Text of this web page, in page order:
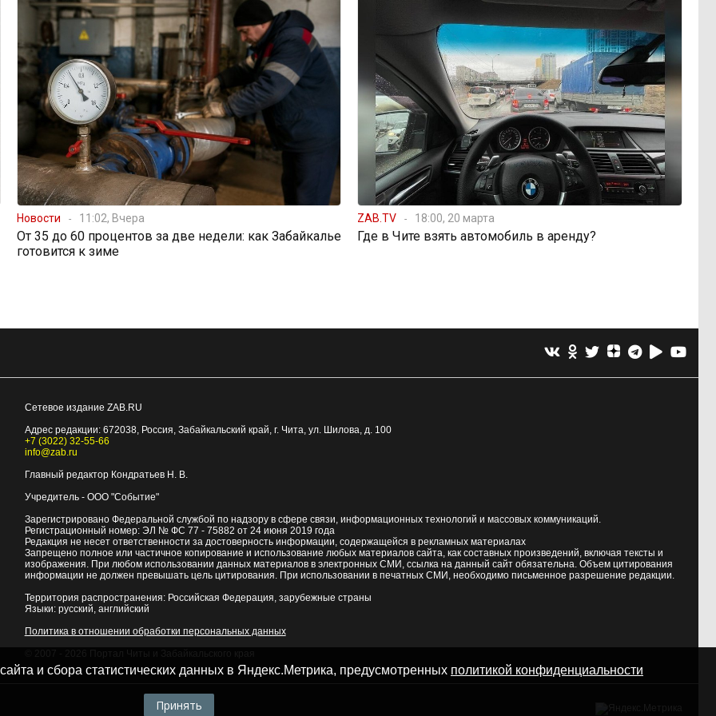
Новости 11:02, Вчера
От 35 до 60 процентов за две недели: как Забайкалье
готовится к зиме
ZAB.TV 18:00, 20 марта
Где в Чите взять автомобиль в аренду?
Сетевое издание ZAB.RU
Адрес редакции: 672038, Россия, Забайкальский край, г. Чита, ул. Шилова, д. 100
+7 (3022) 32-55-66
info@zab.ru
Главный редактор Кондратьев Н. В.
Учредитель - ООО "Событие"
Зарегистрировано Федеральной службой по надзору в сфере связи, информационных технологий и массовых коммуникаций.
Регистрационный номер: ЭЛ № ФС 77 - 75882 от 24 июня 2019 года
Редакция не несет ответственности за достоверность информации, содержащейся в рекламных материалах
Запрещено полное или частичное копирование и использование любых материалов сайта, как составных произведений, включая тексты и
изображения. При любом использовании данных материалов в электронных СМИ, ссылка на данный сайт обязательна. Объем цитирования
информации не должен превышать цель цитирования. При использовании в печатных СМИ, необходимо письменное разрешение редакции.
Территория распространения: Российская Федерация, зарубежные страны
Языки: русский, английский
Политика в отношении обработки персональных данных
и сбора статистических данных в Яндекс.Метрика, предусмотренных политикой конфиденциальности
Принять